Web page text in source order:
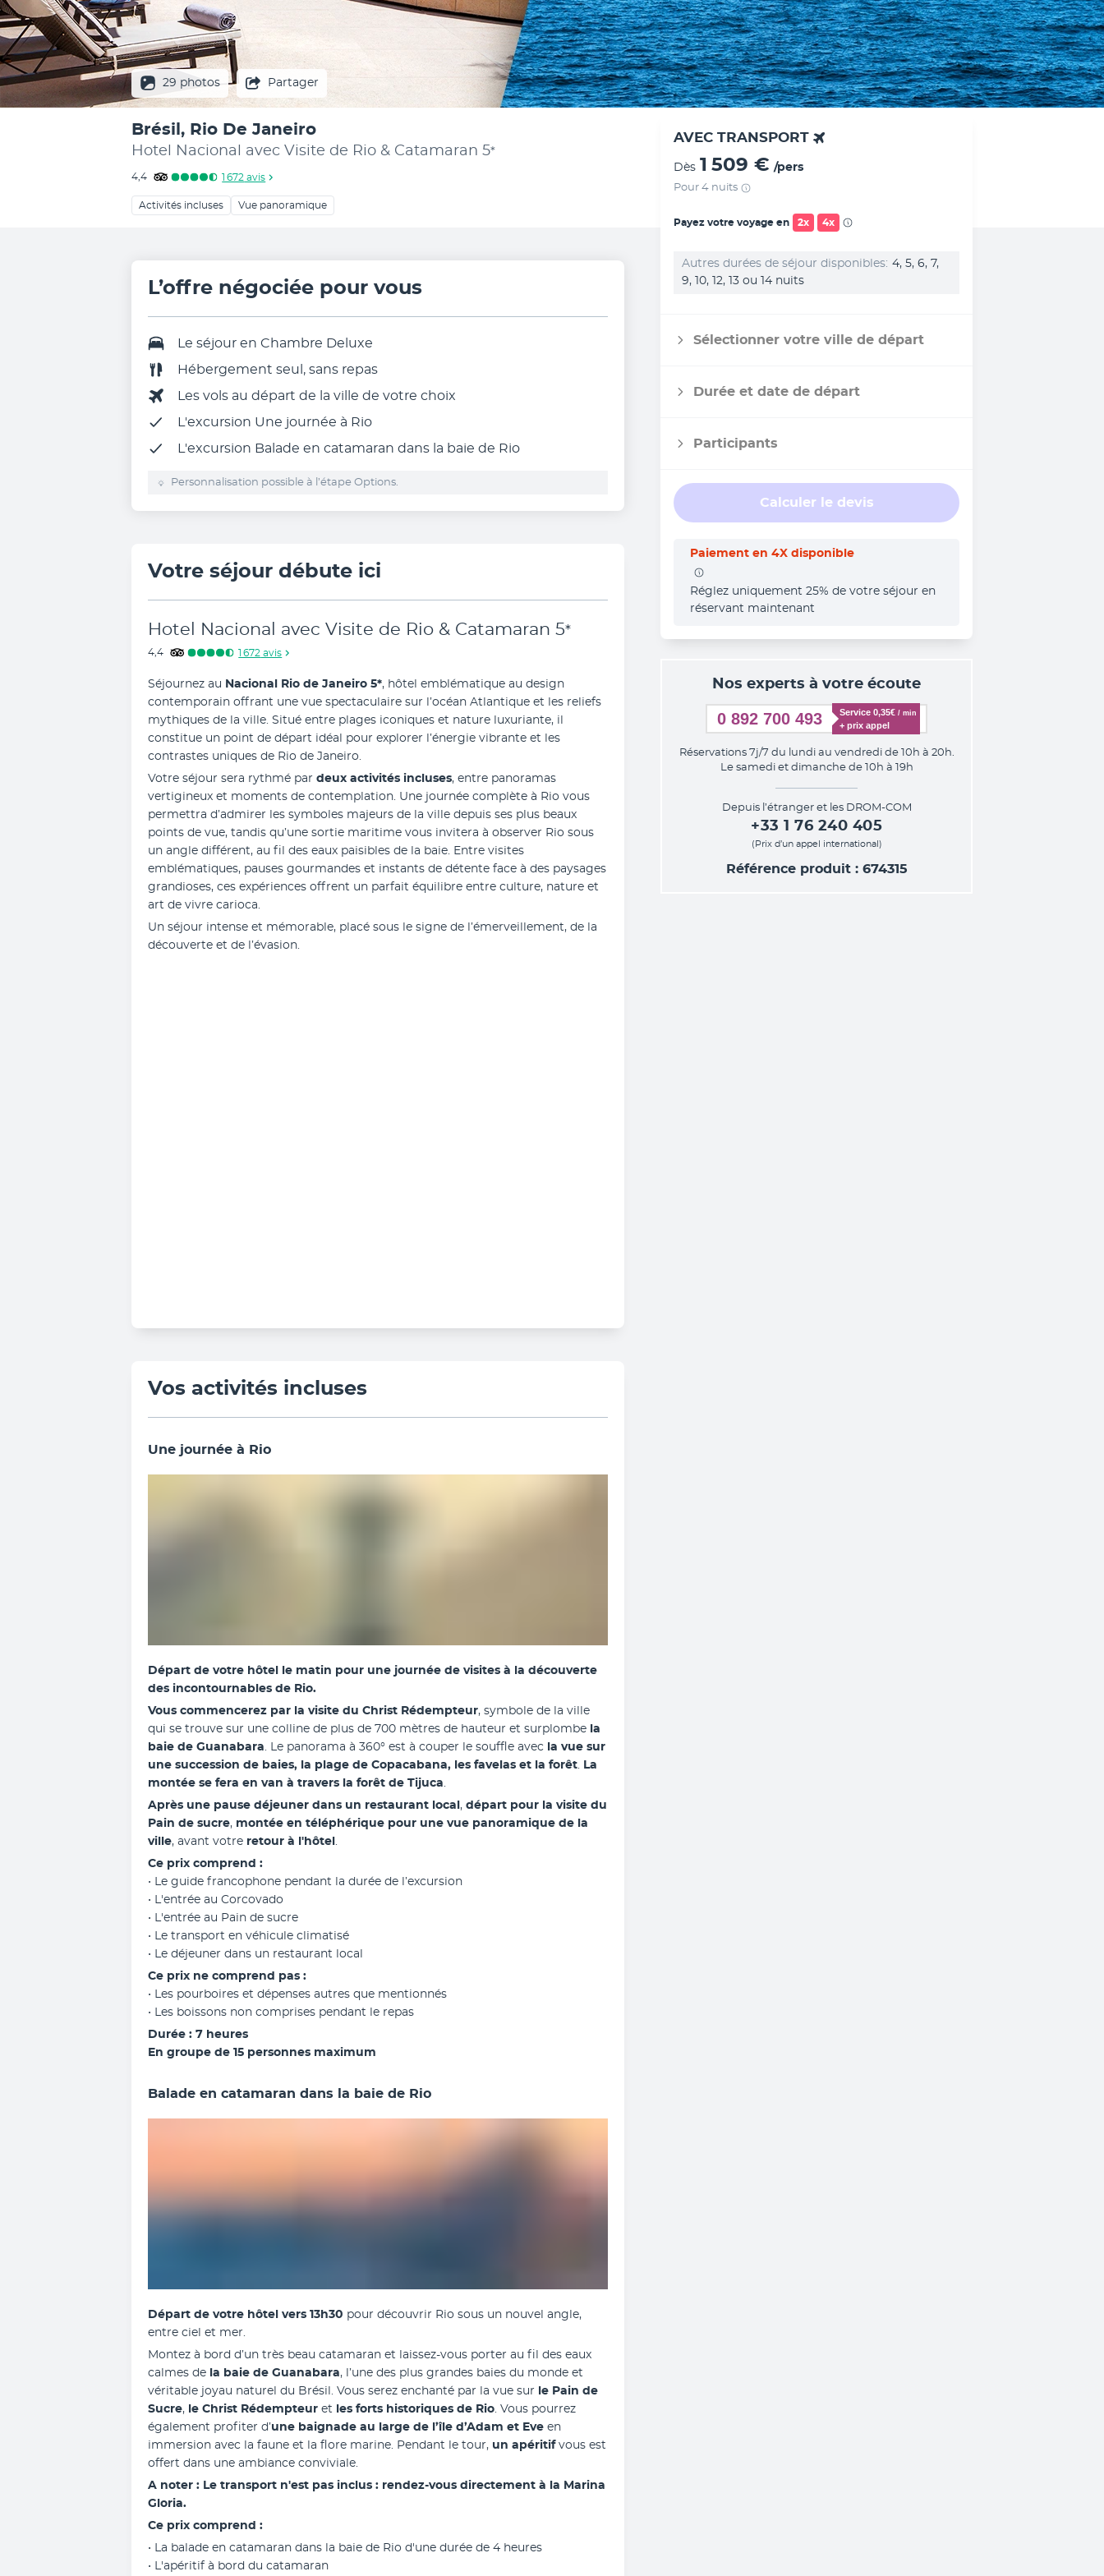
29 photos Partager
Brésil, Rio De Janeiro
Hotel Nacional avec Visite de Rio & Catamaran 5*
4,4 1 672 avis
Activités incluses Vue panoramique
AVEC TRANSPORT
Dès 1 509 € /pers
Pour 4 nuits
Payez votre voyage en 2x 4x
Autres durées de séjour disponibles 4, 5, 6, 7,
9, 10, 12, 13 ou 14 nuits
Sélectionner votre ville de départ
Durée et date de départ
Participants
Calculer le devis
Paiement en 4X disponible
Réglez uniquement 25% de votre séjour en
réservant maintenant
Nos experts à votre écoute
0 892 700 493 Service 0,35€ / min
+ prix appel
Réservations 7j/7 du lundi au vendredi de 10h à 20h.
Le samedi et dimanche de 10h à 19h
Depuis l’étranger et les DROM-COM
+33 1 76 240 405
(Prix d’un appel international)
Référence produit : 674315
L’offre négociée pour vous
Le séjour en Chambre Deluxe
Hébergement seul, sans repas
Les vols au départ de la ville de votre choix
L'excursion Une journée à Rio
L'excursion Balade en catamaran dans la baie de Rio
Personnalisation possible à l’étape Options.
Votre séjour débute ici
Hotel Nacional avec Visite de Rio & Catamaran 5*
4,4 1 672 avis
Séjournez au Nacional Rio de Janeiro 5*, hôtel emblématique au design
contemporain offrant une vue spectaculaire sur l’océan Atlantique et les reliefs
mythiques de la ville. Situé entre plages iconiques et nature luxuriante, il
constitue un point de départ idéal pour explorer l’énergie vibrante et les
contrastes uniques de Rio de Janeiro.
Votre séjour sera rythmé par deux activités incluses, entre panoramas
vertigineux et moments de contemplation. Une journée complète à Rio vous
permettra d’admirer les symboles majeurs de la ville depuis ses plus beaux
points de vue, tandis qu’une sortie maritime vous invitera à observer Rio sous
un angle différent, au fil des eaux paisibles de la baie. Entre visites
emblématiques, pauses gourmandes et instants de détente face à des paysages
grandioses, ces expériences offrent un parfait équilibre entre culture, nature et
art de vivre carioca.
Un séjour intense et mémorable, placé sous le signe de l’émerveillement, de la
découverte et de l’évasion.
Vos activités incluses
Une journée à Rio
Départ de votre hôtel le matin pour une journée de visites à la découverte
des incontournables de Rio.
Vous commencerez par la visite du Christ Rédempteur, symbole de la ville
qui se trouve sur une colline de plus de 700 mètres de hauteur et surplombe la
baie de Guanabara. Le panorama à 360° est à couper le souffle avec la vue sur
une succession de baies, la plage de Copacabana, les favelas et la forêt. La
montée se fera en van à travers la forêt de Tijuca.
Après une pause déjeuner dans un restaurant local , départ pour la visite du
Pain de sucre, montée en téléphérique pour une vue panoramique de la
ville, avant votre retour à l'hôtel .
Ce prix comprend :
• Le guide francophone pendant la durée de l’excursion
• L'entrée au Corcovado
• L'entrée au Pain de sucre
• Le transport en véhicule climatisé
• Le déjeuner dans un restaurant local
Ce prix ne comprend pas :
• Les pourboires et dépenses autres que mentionnés
• Les boissons non comprises pendant le repas
Durée : 7 heures
En groupe de 15 personnes maximum
Balade en catamaran dans la baie de Rio
Départ de votre hôtel vers 13h30 pour découvrir Rio sous un nouvel angle,
entre ciel et mer.
Montez à bord d’un très beau catamaran et laissez-vous porter au fil des eaux
calmes de la baie de Guanabara, l’une des plus grandes baies du monde et
véritable joyau naturel du Brésil. Vous serez enchanté par la vue sur le Pain de
Sucre, le Christ Rédempteur et les forts historiques de Rio. Vous pourrez
également profiter d’une baignade au large de l’île d’Adam et Eve en
immersion avec la faune et la flore marine. Pendant le tour, un apéritif vous est
offert dans une ambiance conviviale.
A noter : Le transport n'est pas inclus : rendez-vous directement à la Marina
Gloria.
Ce prix comprend :
• La balade en catamaran dans la baie de Rio d'une durée de 4 heures
• L'apéritif à bord du catamaran